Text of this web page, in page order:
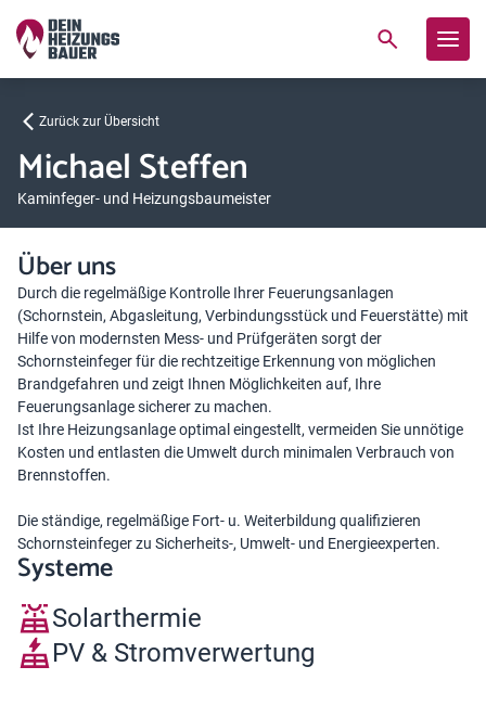
Zurück zur Übersicht
Michael Steffen
Kaminfeger- und Heizungsbaumeister
Über uns
Durch die regelmäßige Kontrolle Ihrer Feuerungsanlagen
(Schornstein, Abgasleitung, Verbindungsstück und Feuerstätte) mit
Hilfe von modernsten Mess- und Prüfgeräten sorgt der
Schornsteinfeger für die rechtzeitige Erkennung von möglichen
Brandgefahren und zeigt Ihnen Möglichkeiten auf, Ihre
Feuerungsanlage sicherer zu machen.
Ist Ihre Heizungsanlage optimal eingestellt, vermeiden Sie unnötige
Kosten und entlasten die Umwelt durch minimalen Verbrauch von
Brennstoffen.
Die ständige, regelmäßige Fort- u. Weiterbildung qualifizieren
Schornsteinfeger zu Sicherheits-, Umwelt- und Energieexperten.
Systeme
Solarthermie
PV & Stromverwertung